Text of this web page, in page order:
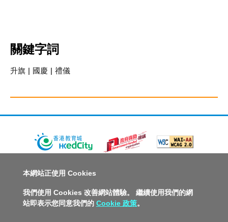
關鍵字詞
升旗 | 國慶 | 禮儀
人才招募
聯絡我們
私隱政策聲明 服務條款
版權及知識產權政策
本網站正使用 Cookies
我們使用 Cookies 改善網站體驗。 繼續使用我們的網
站即表示您同意我們的 Cookie 政策。